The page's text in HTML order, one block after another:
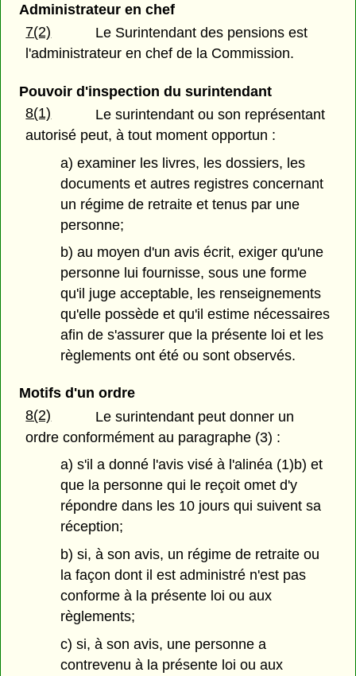
Administrateur en chef
7(2)
Le Surintendant des pensions est
l'administrateur en chef de la Commission.
Pouvoir d'inspection du surintendant
8(1)
Le surintendant ou son représentant
autorisé peut, à tout moment opportun :
a) examiner les livres, les dossiers, les
documents et autres registres concernant
un régime de retraite et tenus par une
personne;
b) au moyen d'un avis écrit, exiger qu'une
personne lui fournisse, sous une forme
qu'il juge acceptable, les renseignements
qu'elle possède et qu'il estime nécessaires
afin de s'assurer que la présente loi et les
règlements ont été ou sont observés.
Motifs d'un ordre
8(2)
Le surintendant peut donner un
ordre conformément au paragraphe (3) :
a) s'il a donné l'avis visé à l'alinéa (1)b) et
que la personne qui le reçoit omet d'y
répondre dans les 10 jours qui suivent sa
réception;
b) si, à son avis, un régime de retraite ou
la façon dont il est administré n'est pas
conforme à la présente loi ou aux
règlements;
c) si, à son avis, une personne a
contrevenu à la présente loi ou aux